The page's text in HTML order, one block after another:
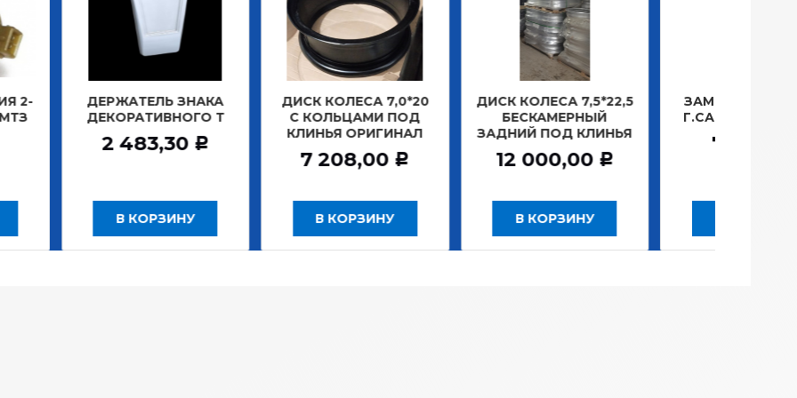
ЗНАКА
Т
КОРЗИНУ
ДИСК КОЛЕСА 7,0*20
С КОЛЬЦАМИ ПОД
КЛИНЬЯ ОРИГИНАЛ
В КОРЗИНУ
ДИСК КОЛЕСА 7,5*22,5
БЕСКАМЕРНЫЙ
ЗАДНИЙ ПОД КЛИНЬЯ
12 000,00
В КОРЗИНУ
ЗАМОК ЗАЖИГАНИЯ
Г.САНКТ-ПЕТЕРБУРГ
781,20
В КОРЗИНУ